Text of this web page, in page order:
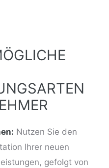
Nutzen Sie den
Ihrer neuen
gefolgt von